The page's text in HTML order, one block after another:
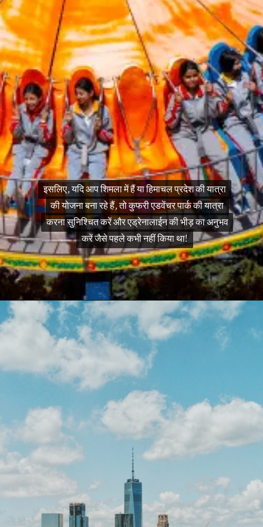
इसलिए, यदि आप शिमला में हैं या हिमाचल प्रदेश की यात्रा
की योजना बना रहे हैं, तो कुफरी एडवेंचर पार्क की यात्रा
करना सुनिश्चित करें और एड्रेनालाईन की भीड़ का अनुभव
करें जैसे पहले कभी नहीं किया था!
इसलिए, यदि आप शिमला में हैं या हिमाचल प्रदेश की यात्रा
की योजना बना रहे हैं, तो कुफरी एडवेंचर पार्क की यात्रा
करना सुनिश्चित करें और एड्रेनालाईन की भीड़ का अनुभव
करें जैसे पहले कभी नहीं किया था!